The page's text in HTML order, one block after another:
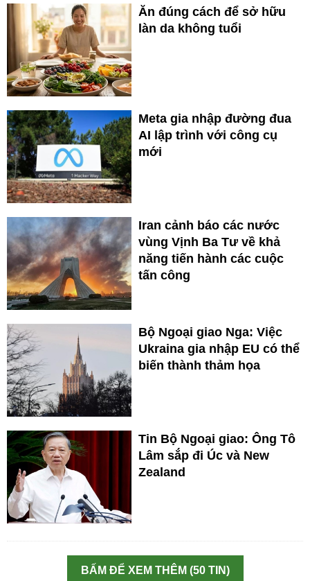
Ăn đúng cách để sở hữu
làn da không tuổi
Meta gia nhập đường đua
AI lập trình với công cụ
mới
Iran cảnh báo các nước
vùng Vịnh Ba Tư về khả
năng tiến hành các cuộc
tấn công
Bộ Ngoại giao Nga: Việc
Ukraina gia nhập EU có thể
biến thành thảm họa
Tin Bộ Ngoại giao: Ông Tô
Lâm sắp đi Úc và New
Zealand
BẤM ĐỂ XEM THÊM (50 TIN)